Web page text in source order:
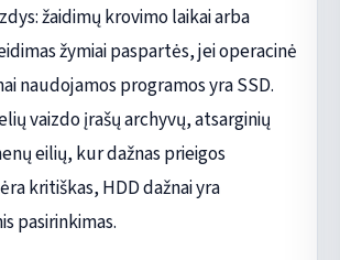
žaidimų krovimo laikai arba
žymiai paspartės, jei operacinė
naudojamos programos yra SSD.
vaizdo įrašų archyvų, atsarginių
eilių, kur dažnas prieigos
kritiškas, HDD dažnai yra
pasirinkimas.